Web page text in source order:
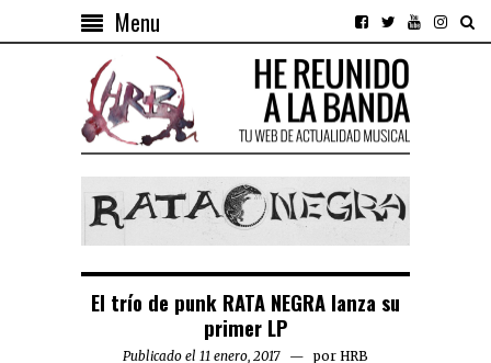
Menu
El trío de punk RATA NEGRA lanza su
primer LP
Publicado el 11 enero, 2017 por HRB